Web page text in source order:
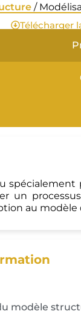
/
Télécharger
un
au modèle
modèle